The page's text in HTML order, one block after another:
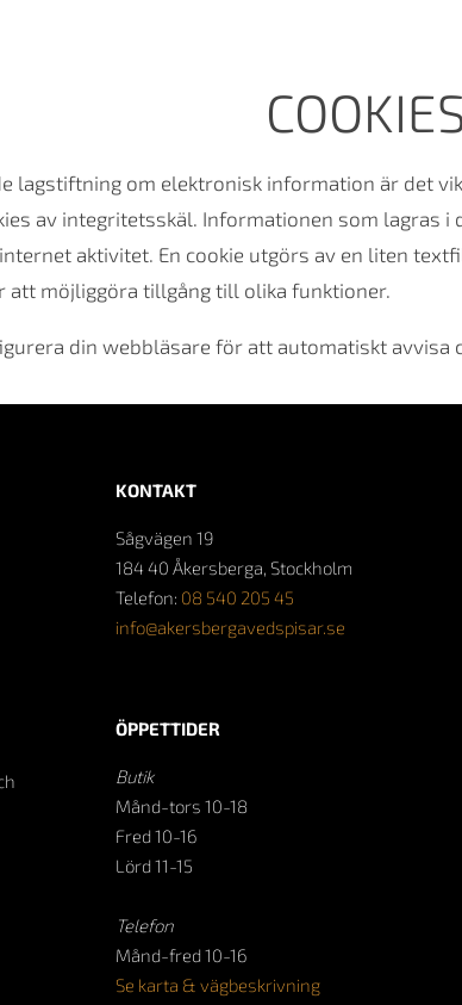
lagstiftning om elektronisk information är det
av integritetsskäl. Informationen som lagras
aktivitet. En cookie utgörs av en liten
att möjliggöra tillgång till olika funktioner.
din webbläsare för att automatiskt avvisa
KONTAKT
Sågvägen 19
184 40 Åkersberga, Stockholm
Telefon: 08 540 205 45
info@akersbergavedspisar.se
ÖPPETTIDER
Butik
Månd-tors 10-18
Fred 10-16
Lörd 11-15
Telefon
Månd-fred 10-16
Se karta & vägbeskrivning